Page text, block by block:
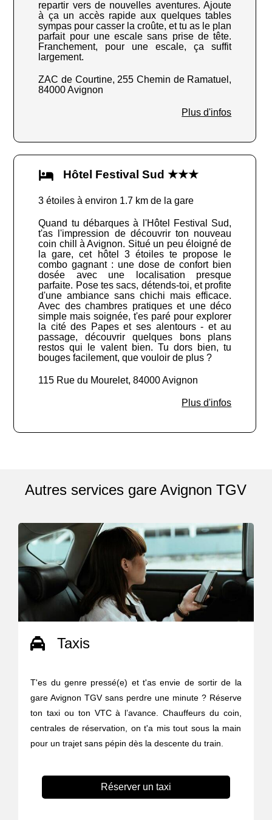
repartir vers de nouvelles aventures. Ajoute
à ça un accès rapide aux quelques tables
sympas pour casser la croûte, et tu as le plan
parfait pour une escale sans prise de tête.
Franchement, pour une escale, ça suffit
largement.
ZAC de Courtine, 255 Chemin de Ramatuel,
84000 Avignon
Plus d'infos
Hôtel Festival Sud ★★★
3 étoiles à environ 1.7 km de la gare
Quand tu débarques à l'Hôtel Festival Sud,
t'as l'impression de découvrir ton nouveau
coin chill à Avignon. Situé un peu éloigné de
la gare, cet hôtel 3 étoiles te propose le
combo gagnant : une dose de confort bien
dosée avec une localisation presque
parfaite. Pose tes sacs, détends-toi, et profite
d'une ambiance sans chichi mais efficace.
Avec des chambres pratiques et une déco
simple mais soignée, t'es paré pour explorer
la cité des Papes et ses alentours - et au
passage, découvrir quelques bons plans
restos qui le valent bien. Tu dors bien, tu
bouges facilement, que vouloir de plus ?
115 Rue du Mourelet, 84000 Avignon
Plus d'infos
Autres services gare Avignon TGV
Taxis
T'es du genre pressé(e) et t'as envie de sortir de la
gare Avignon TGV sans perdre une minute ? Réserve
ton taxi ou ton VTC à l’avance. Chauffeurs du coin,
centrales de réservation, on t'a mis tout sous la main
pour un trajet sans pépin dès la descente du train.
Réserver un taxi